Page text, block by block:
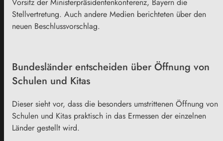
Stellvertretung. Auch andere Medien berichteten über den
neuen Beschlussvorschlag.
Bundesländer entscheiden über Öffnung von
Schulen und Kitas
Dieser sieht vor, dass die besonders umstrittenen Öffnung von
Schulen und Kitas praktisch in das Ermessen der einzelnen
Länder gestellt wird.